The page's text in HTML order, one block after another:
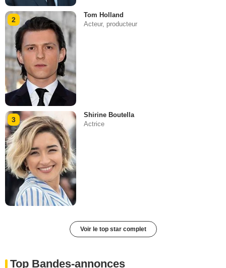
2
Tom Holland
Acteur, producteur
3
Shirine Boutella
Actrice
Voir le top star complet
Top Bandes-annonces